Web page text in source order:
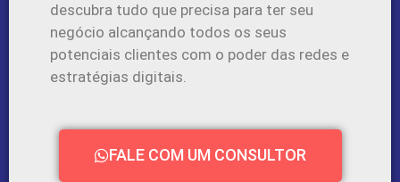
descubra tudo que precisa para ter seu
negócio alcançando todos os seus
potenciais clientes com o poder das redes e
estratégias digitais.
FALE COM UM CONSULTOR